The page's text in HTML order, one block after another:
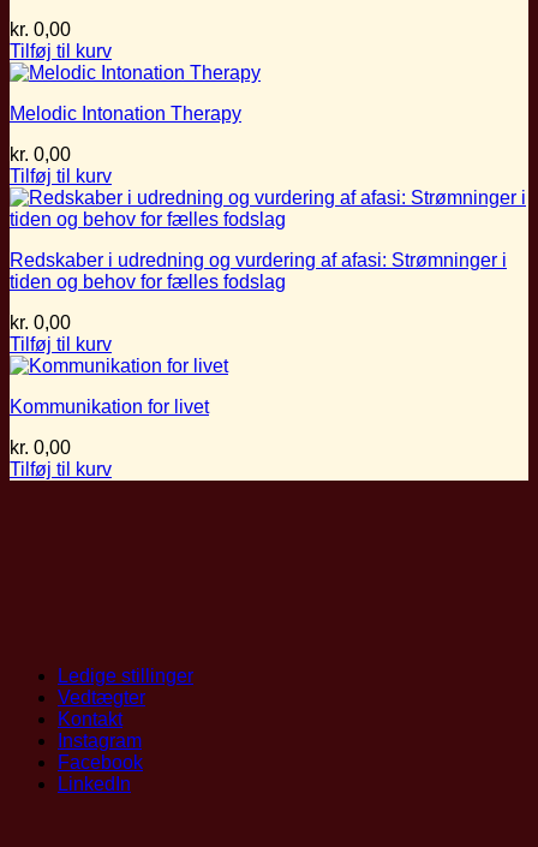
kr. 0,00
Tilføj til kurv
Melodic Intonation Therapy
kr. 0,00
Tilføj til kurv
Redskaber i udredning og vurdering af afasi: Strømninger i
tiden og behov for fælles fodslag
kr. 0,00
Tilføj til kurv
Kommunikation for livet
kr. 0,00
Tilføj til kurv
Ledige stillinger
Vedtægter
Kontakt
Instagram
Facebook
LinkedIn